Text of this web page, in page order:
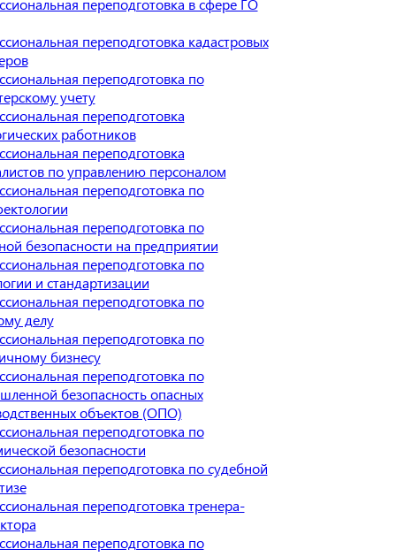
переподготовка в сфере ГО
переподготовка кадастровых
переподготовка по
учету
переподготовка
работников
переподготовка
по управлению персоналом
переподготовка по
переподготовка по
безопасности на предприятии
переподготовка по
и стандартизации
переподготовка по
делу
переподготовка по
бизнесу
переподготовка по
безопасность опасных
объектов (ОПО)
переподготовка по
безопасности
переподготовка по судебной
переподготовка тренера-
переподготовка по